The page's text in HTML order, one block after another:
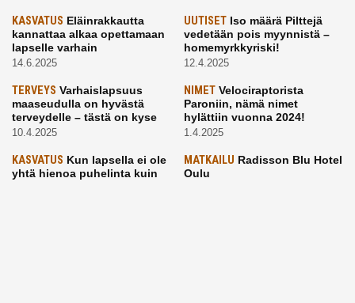
KASVATUS Eläinrakkautta
kannattaa alkaa opettamaan
lapselle varhain
14.6.2025
UUTISETIso määrä Pilttejä
vedetään pois myynnistä –
homemyrkkyriski!
12.4.2025
TERVEYS Varhaislapsuus
maaseudulla on hyvästä
terveydelle – tästä on kyse
10.4.2025
NIMETVelociraptorista
Paroniin, nämä nimet
hylättiin vuonna 2024!
1.4.2025
KASVATUS Kun lapsella ei ole
yhtä hienoa puhelinta kuin
MATKAILU Radisson Blu Hotel
Oulu